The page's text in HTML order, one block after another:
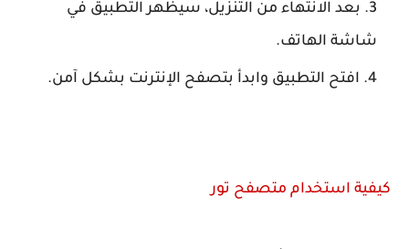
بعد الانتهاء من التنزيل، سيظهر التطبيق في
شاشة الهاتف.
افتح التطبيق وابدأ بتصفح الإنترنت بشكل آمن.
كيفية استخدام متصفح تور